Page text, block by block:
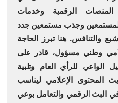
الرقمية وخدمات
المستمعين وجذب مستمعين جدد
والتنافس. هنا تبرز الحاجة
وطني مسؤول، قادر على
الواعي للرأي العام وتلبية
المحتوى الإعلامي ليناسب
في البث الرقمي والتعامل بوعي